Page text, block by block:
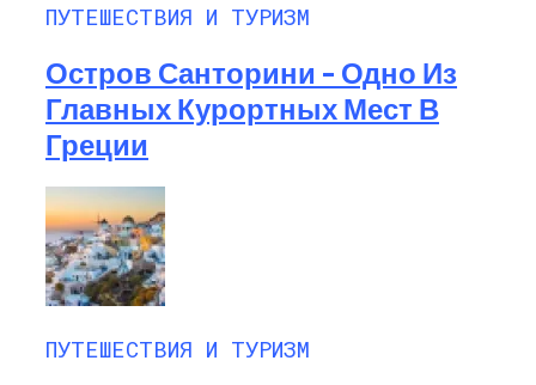
ПУТЕШЕСТВИЯ И ТУРИЗМ
Остров Санторини – Одно Из
Главных Курортных Мест В
Греции
ПУТЕШЕСТВИЯ И ТУРИЗМ